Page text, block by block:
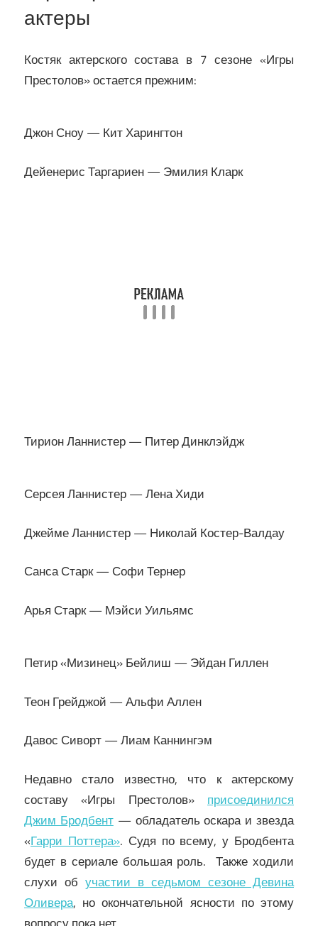
актеры
Костяк актерского состава в 7 сезоне «Игры
Престолов» остается прежним:
Джон Сноу — Кит Харингтон
Дейенерис Таргариен — Эмилия Кларк
Тирион Ланнистер — Питер Динклэйдж
Серсея Ланнистер — Лена Хиди
Джейме Ланнистер — Николай Костер-Валдау
Санса Старк — Софи Тернер
Арья Старк — Мэйси Уильямс
Петир «Мизинец» Бейлиш — Эйдан Гиллен
Теон Грейджой — Альфи Аллен
Давос Сиворт — Лиам Каннингэм
Недавно стало известно, что к актерскому
составу «Игры Престолов» присоединился
Джим Бродбент— обладатель оскара и звезда
«Гарри Поттера». Судя по всему, у Бродбента
будет в сериале большая роль. Также ходили
слухи об участии в седьмом сезоне Девина
Оливера, но окончательной ясности по этому